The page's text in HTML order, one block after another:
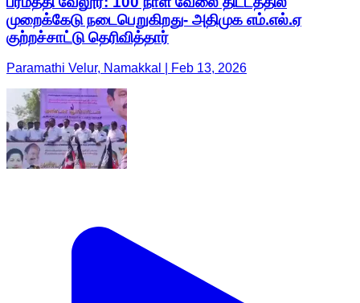
முறைக்கேடு நடைபெறுகிறது- அதிமுக எம்.எல்.ஏ
குற்றச்சாட்டு தெரிவித்தார்
Paramathi Velur, Namakkal | Feb 13, 2026